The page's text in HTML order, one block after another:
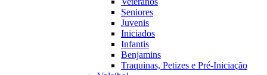
Seniores
Juvenis
Iniciados
Infantis
Benjamins
Traquinas, Petizes e Pré-Iniciação